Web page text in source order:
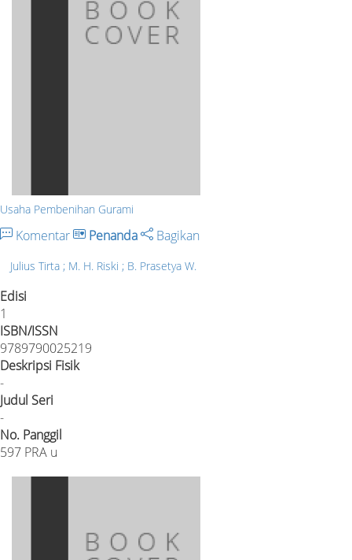
Usaha Pembenihan Gurami
Komentar Penanda Bagikan
Julius Tirta ; M. H. Riski ; B. Prasetya W.
Edisi
1
ISBN/ISSN
9789790025219
Deskripsi Fisik
-
Judul Seri
-
No. Panggil
597 PRA u